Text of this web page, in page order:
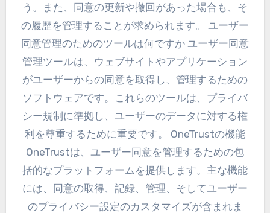
う。また、同意の更新や撤回があった場合も、そ
の履歴を管理することが求められます。 ユーザー
同意管理のためのツールは何ですか ユーザー同意
管理ツールは、ウェブサイトやアプリケーション
がユーザーからの同意を取得し、管理するための
ソフトウェアです。これらのツールは、プライバ
シー規制に準拠し、ユーザーのデータに対する権
利を尊重するために重要です。 OneTrustの機能
OneTrustは、ユーザー同意を管理するための包
括的なプラットフォームを提供します。主な機能
には、同意の取得、記録、管理、そしてユーザー
のプライバシー設定のカスタマイズが含まれま